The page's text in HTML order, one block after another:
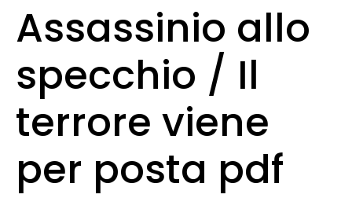
Assassinio allo
specchio / Il
terrore viene
per posta pdf